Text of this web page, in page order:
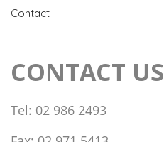
Contact
CONTACT US
Tel: 02 986 2493